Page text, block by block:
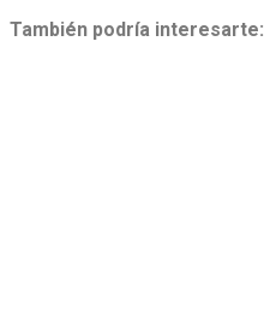
También podría interesarte: